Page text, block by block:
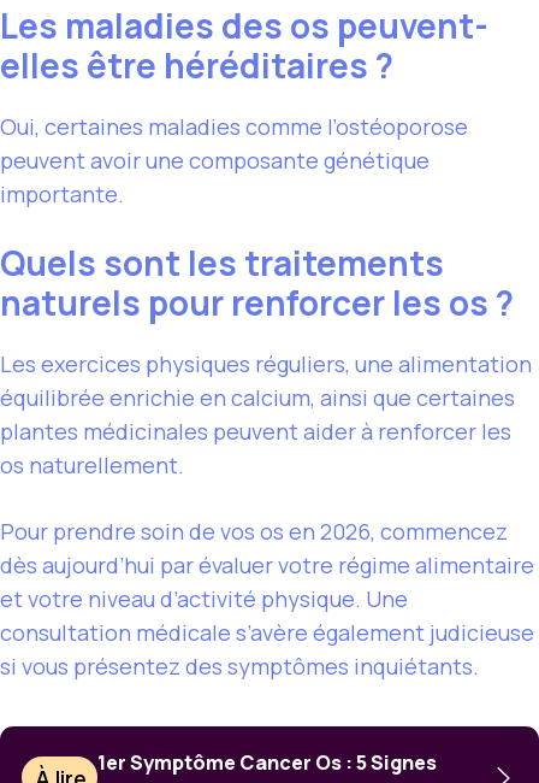
Les maladies des os peuvent-
elles être héréditaires ?
Oui, certaines maladies comme l’ostéoporose
peuvent avoir une composante génétique
importante.
Quels sont les traitements
naturels pour renforcer les os ?
Les exercices physiques réguliers, une alimentation
équilibrée enrichie en calcium, ainsi que certaines
plantes médicinales peuvent aider à renforcer les
os naturellement.
Pour prendre soin de vos os en 2026, commencez
dès aujourd’hui par évaluer votre régime alimentaire
et votre niveau d’activité physique. Une
consultation médicale s’avère également judicieuse
si vous présentez des symptômes inquiétants.
1er Symptôme Cancer Os : 5 Signes